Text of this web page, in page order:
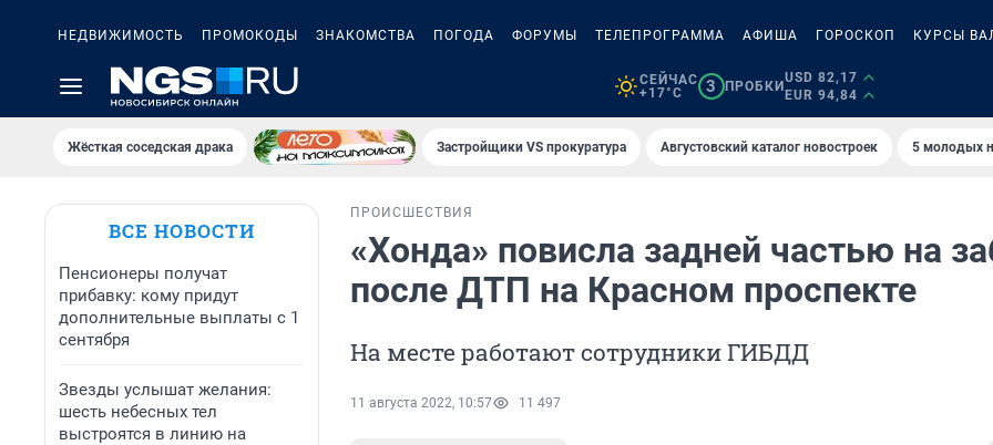
НЕДВИЖИМОСТЬ ПРОМОКОДЫ ЗНАКОМСТВА ПОГОДА ФОРУМЫ ТЕЛЕПРОГРАММА АФИША ГОРОСКОП КУРСЫ
СЕЙЧАС
+17°C
3 ПРОБКИ
USD 82,17
EUR 94,84
Жёсткая соседская драка Застройщики VS прокуратура Августовский каталог новостроек 5 молодых
ВСЕ НОВОСТИ
Пенсионеры получат
прибавку: кому придут
дополнительные выплаты с 1
сентября
Звезды услышат желания:
шесть небесных тел
выстроятся в линию на
ПРОИСШЕСТВИЯ
«Хонда» повисла задней частью на
после ДТП на Красном проспекте
На месте работают сотрудники ГИБДД
11 августа 2022, 10:57 11 497